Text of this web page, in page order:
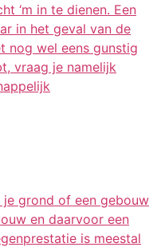
‘m in te dienen. Een
in het geval van de
nog wel eens gunstig
vraag je namelijk
je grond of een gebouw
en daarvoor een
is meestal